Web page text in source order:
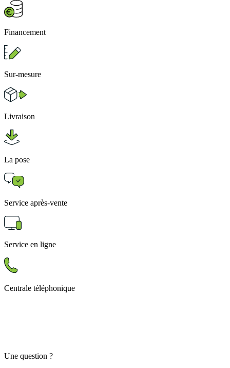
Financement
Sur-mesure
Livraison
La pose
Service après-vente
Service en ligne
Centrale téléphonique
Une question ?